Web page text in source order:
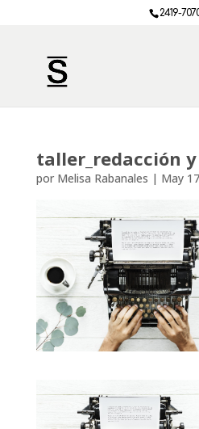
2419-
taller_redacción
por Melisa Rabanales | May